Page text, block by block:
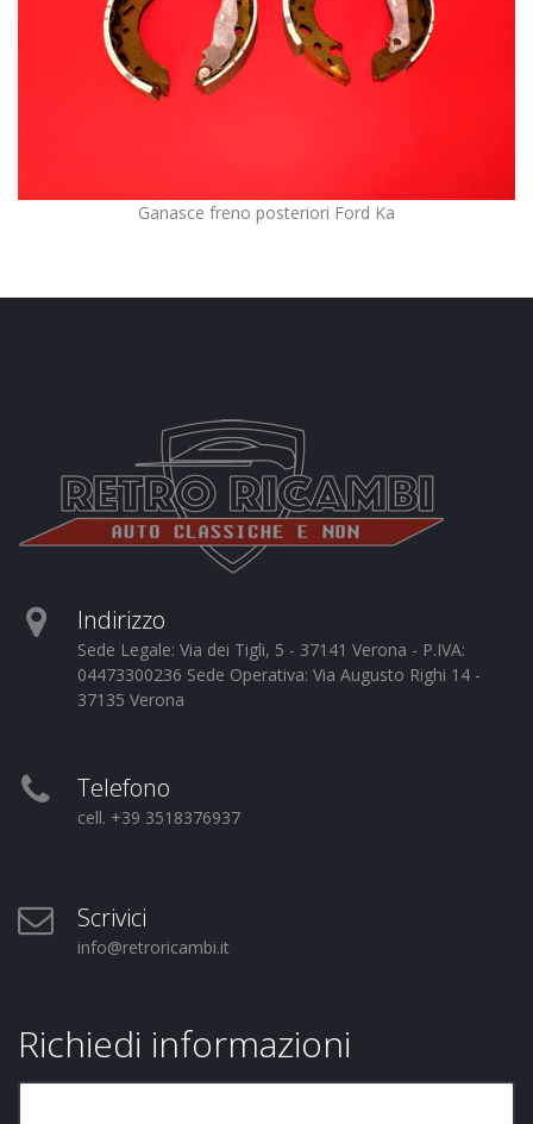
Ganasce freno posteriori Ford Ka
Indirizzo
Sede Legale: Via dei Tigli, 5 - 37141 Verona - P.IVA:
04473300236 Sede Operativa: Via Augusto Righi 14 -
37135 Verona
Telefono
cell. +39 3518376937
Scrivici
info@retroricambi.it
Richiedi informazioni